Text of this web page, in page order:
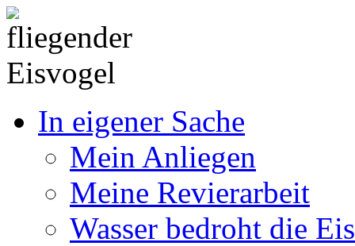
In eigener Sache
Mein Anliegen
Meine Revierarbeit
Wasser bedroht die